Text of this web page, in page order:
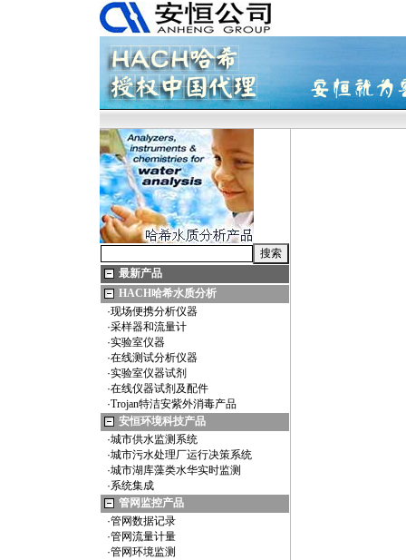
最新产品
HACH哈希水质分析
·现场便携分析仪器
·采样器和流量计
·实验室仪器
·在线测试分析仪器
·实验室仪器试剂
·在线仪器试剂及配件
·Trojan特洁安紫外消毒产品
安恒环境科技产品
·城市供水监测系统
·城市污水处理厂运行决策系统
·城市湖库藻类水华实时监测
·系统集成
管网监控产品
·管网数据记录
·管网流量计量
·管网环境监测